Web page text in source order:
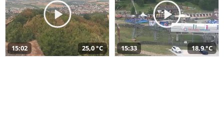
15:02 25,0 °C 15:33 18,9 °C